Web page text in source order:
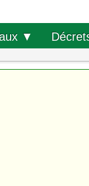
▼